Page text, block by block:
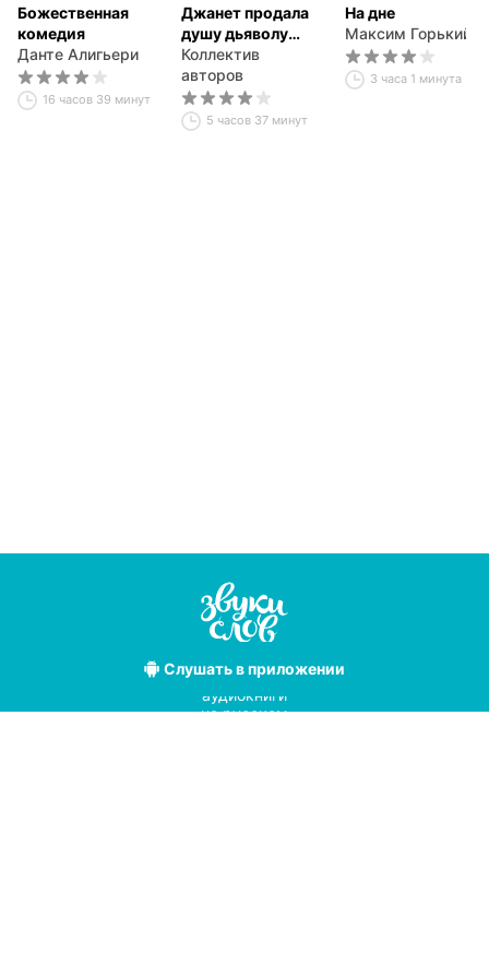
Божественная
комедия
Данте Алигьери
16 часов 39 минут
Джанет продала
душу дьяволу
(сборник новелл)
Коллектив
авторов
5 часов 37 минут
На дне
Максим Горький
3 часа 1 минута
Слушатьв приложении
Лучшие
аудиокниги
на русском